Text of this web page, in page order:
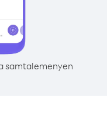
samtalemenyen